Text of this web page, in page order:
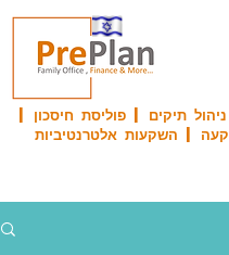
תיקים | פוליסת חיסכון |
| השקעות אלטרנטיביות